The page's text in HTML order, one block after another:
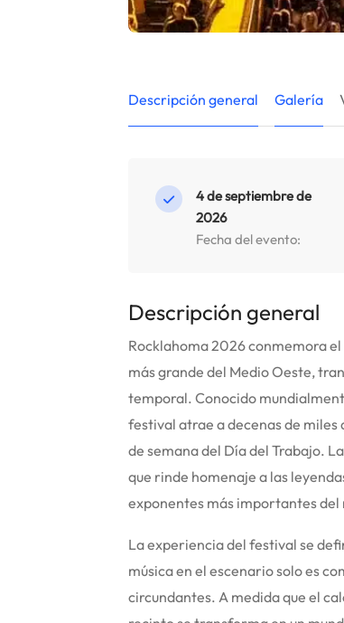
Descripción general Galería
4 de septiembre de
2026
Fecha del evento:
Descripción general
Rocklahoma 2026 conmemora
más grande del Medio Oeste,
temporal. Conocido
festival atrae a decenas de miles
de semana del Día del Trabajo.
que rinde homenaje a las
exponentes más importantes
La experiencia del festival se
música en el escenario solo es
circundantes. A medida que el